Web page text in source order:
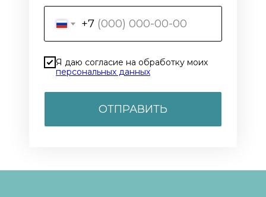
+7
Я даю согласие на обработку моих
персональных данных
ОТПРАВИТЬ